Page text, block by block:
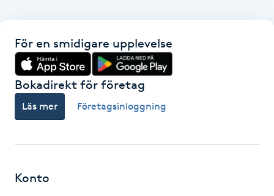
Herrklippning
HIFU
Hollywood Peel
För en smidigare upplevelse
Bokadirekt för företag
Läs mer Företagsinloggning
Konto